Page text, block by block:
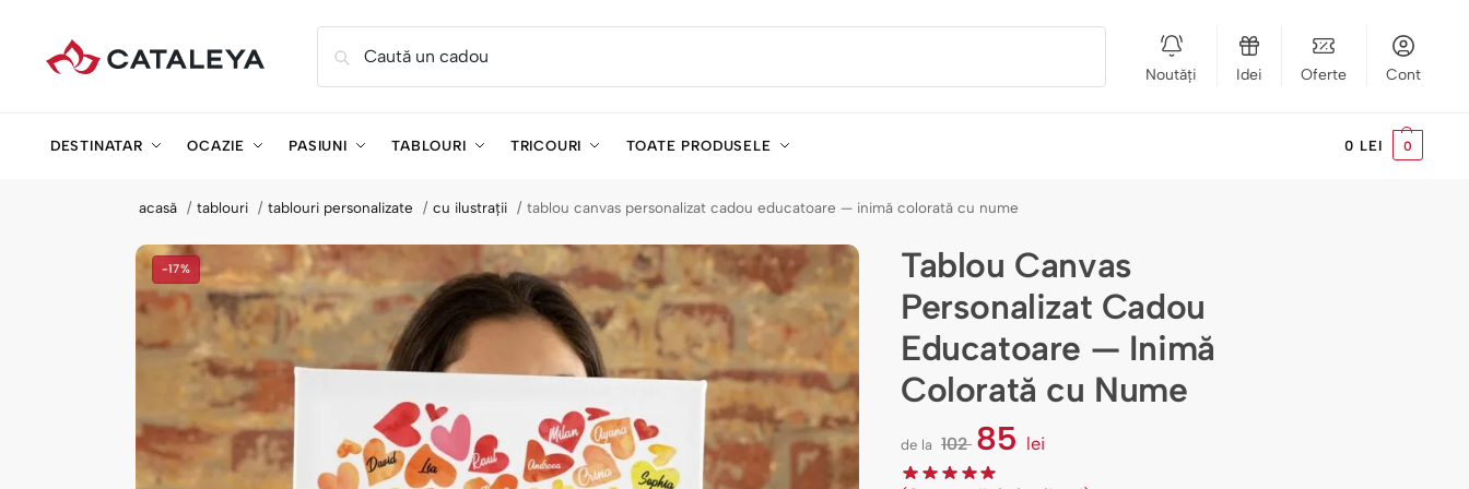
Caută un cadou
Noutăți Idei Oferte Cont
DESTINATAR OCAZIE PASIUNI TABLOURI TRICOURI TOATE PRODUSELE 0 LEI 0
acasă tablouri tablouri personalizate cu ilustrații tablou canvas personalizat cadou educatoare — inimă colorată cu nume
-17%
Tablou Canvas
Personalizat Cadou
Educatoare — Inimă
Colorată cu Nume
de la 102
e
85 lei